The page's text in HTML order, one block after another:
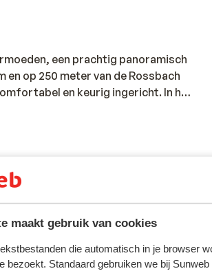
maakt gebruik van cookies
die automatisch in je browser
bezoekt. Standaard gebruiken we bij
een prachtig panoramisch
op 250 meter van de Rossbach
en keurig ingericht. In het
iedereen wel wat lekkers tussen
ons product oprecht weergeven.